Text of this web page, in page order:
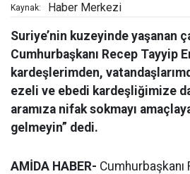
Kaynak: Haber Merkezi
Suriye’nin kuzeyinde yaşanan
Cumhurbaşkanı Recep Tayyip
kardeşlerimden,
ezeli ve ebedi kardeşliğimize
aramıza nifak sokmayı
gelmeyin” dedi.
AMİDA HABER- Cumhurbaşkanı